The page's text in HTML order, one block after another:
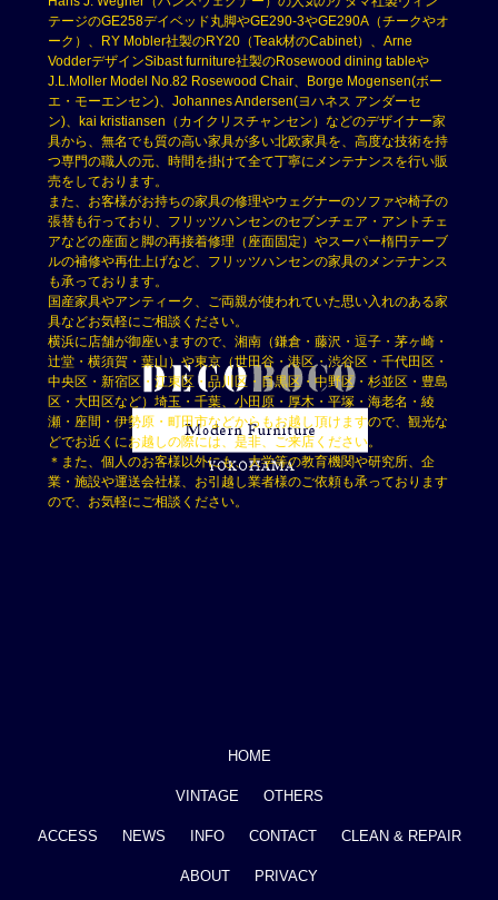
テージのGE258デイベッド丸脚やGE290-3やGE290A（チークやオ
ーク）、RY Mobler社製のRY20（Teak材のCabinet）、Arne
VodderデザインSibast furniture社製のRosewood dining tableや
J.L.Moller Model No.82 Rosewood Chair、Borge Mogensen(ボー
エ・モーエンセン)、Johannes Andersen(ヨハネス アンダーセ
ン)、kai kristiansen（カイクリスチャンセン）などのデザイナー家
具から、無名でも質の高い家具が多い北欧家具を、高度な技術を持
つ専門の職人の元、時間を掛けて全て丁寧にメンテナンスを行い販
売をしております。
また、お客様がお持ちの家具の修理やウェグナーのソファや椅子の
張替も行っており、フリッツハンセンのセブンチェア・アントチェ
アなどの座面と脚の再接着修理（座面固定）やスーパー楕円テーブ
ルの補修や再仕上げなど、フリッツハンセンの家具のメンテナンス
も承っております。
国産家具やアンティーク、ご両親が使われていた思い入れのある家
具などお気軽にご相談ください。
横浜に店舗が御座いますので、湘南（鎌倉・藤沢・逗子・茅ヶ崎・
辻堂・横須賀・葉山）や東京（世田谷・港区・渋谷区・千代田区・
中央区・新宿区・江東区・品川区・目黒区・中野区・杉並区・豊島
区・大田区など）埼玉・千葉、小田原・厚木・平塚・海老名・綾
瀬・座間・伊勢原・町田市などからもお越し頂けますので、観光な
どでお近くにお越しの際には、是非、ご来店ください。
＊また、個人のお客様以外にも、大学等の教育機関や研究所、企
業・施設や運送会社様、お引越し業者様のご依頼も承っております
ので、お気軽にご相談ください。
HOME
VINTAGE OTHERS
ACCESS NEWS INFO CONTACT CLEAN & REPAIR
ABOUT PRIVACY